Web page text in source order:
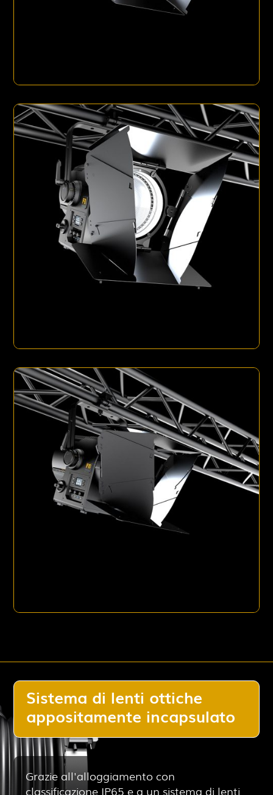
Sistema di lenti ottiche
appositamente incapsulato
Grazie all'alloggiamento con
classificazione IP65 e a un sistema di lenti